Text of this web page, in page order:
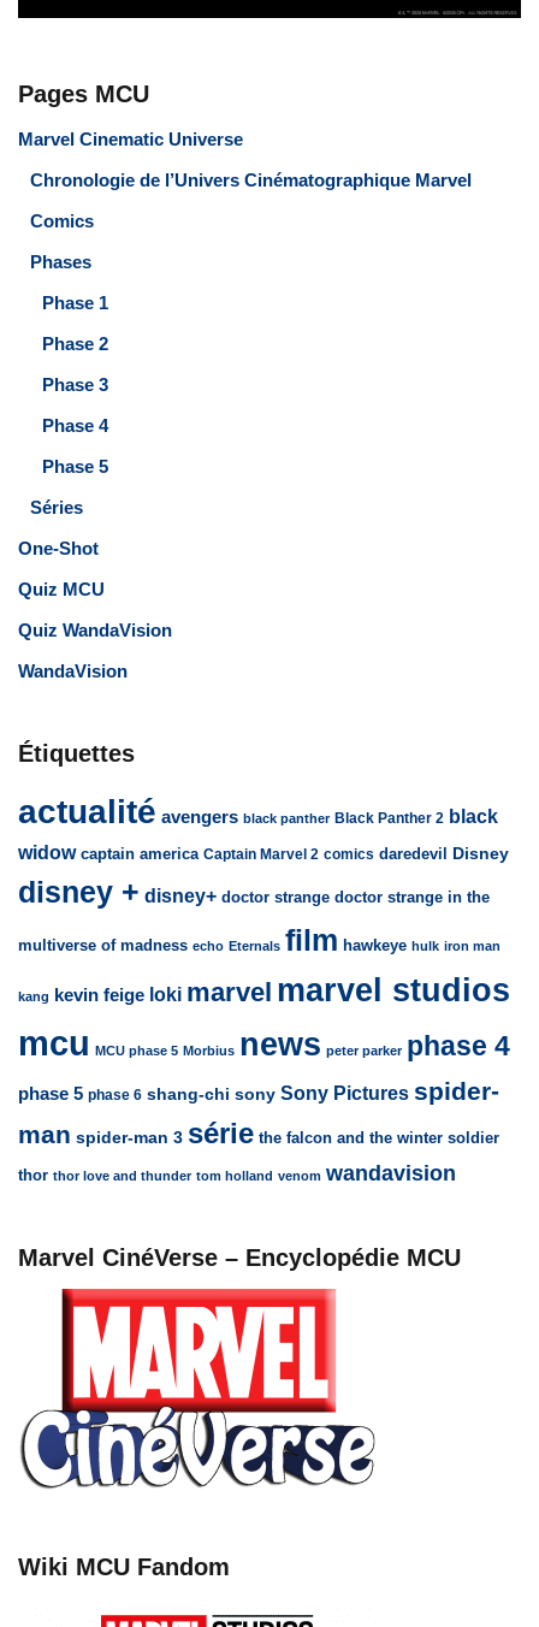
Pages MCU
Marvel Cinematic Universe
Chronologie de l’Univers Cinématographique Marvel
Comics
Phases
Phase 1
Phase 2
Phase 3
Phase 4
Phase 5
Séries
One-Shot
Quiz MCU
Quiz WandaVision
WandaVision
Étiquettes
actualité avengers black panther Black Panther 2 black
widow captain america Captain Marvel 2 comics daredevil Disney
disney + disney+ doctor strange doctor strange in the
multiverse of madness echo Eternals film hawkeye hulk iron man
kang kevin feige loki marvel marvel studios
mcu MCU phase 5 Morbius news peter parker phase 4
phase 5 phase 6 shang-chi sony Sony Pictures spider-
man spider-man 3 série the falcon and the winter soldier
thor thor love and thunder tom holland venom wandavision
Marvel CinéVerse – Encyclopédie MCU
Wiki MCU Fandom